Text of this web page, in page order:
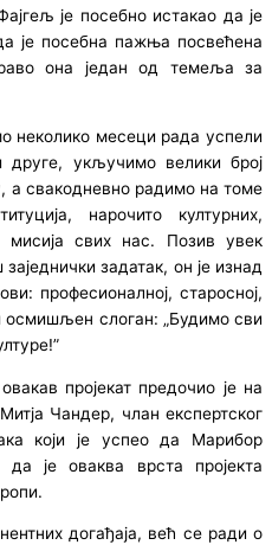
је посебно истакао да је
је посебна пажња посвећена
она један од темеља за
неколико месеци рада успели
друге, укључимо велики број
а свакодневно радимо на томе
нарочито културних,
мисија свих нас. Позив увек
задатак, он је изнад
професионалној, старосној,
осмишљен слоган: „Будимо сви
пројекат предочио је на
Чандер, члан експертског
који је успео да Марибор
је оваква врста пројекта
догађаја, већ се ради о